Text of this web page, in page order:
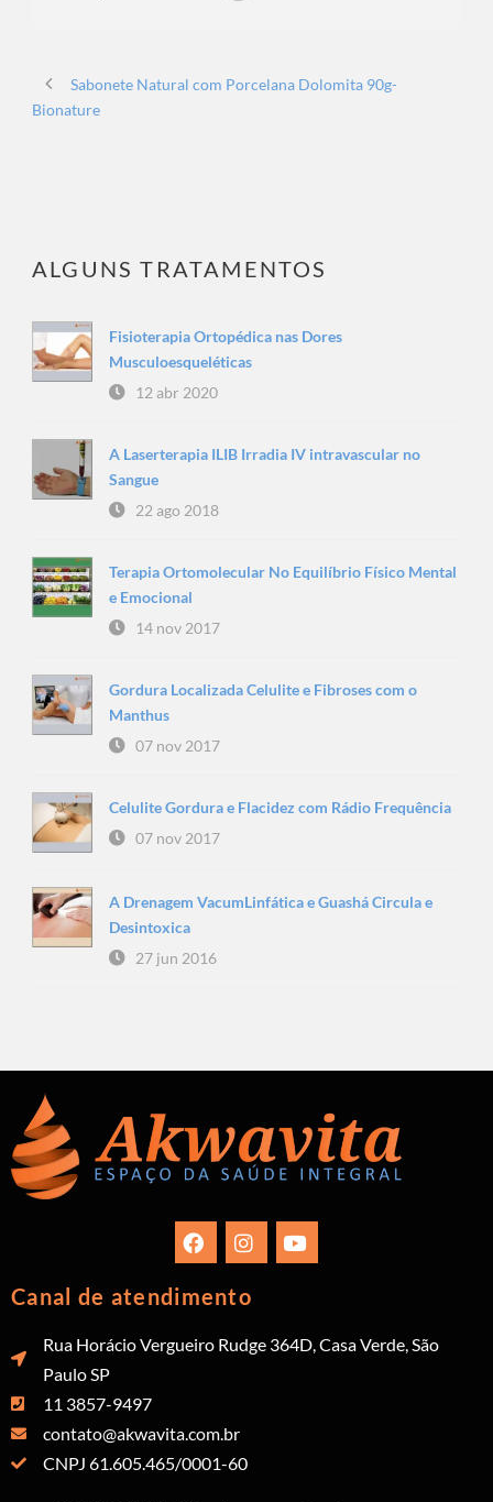
Sabonete Natural com Porcelana Dolomita 90g-
Bionature
ALGUNS TRATAMENTOS
Fisioterapia Ortopédica nas Dores
Musculoesqueléticas
12 abr 2020
A Laserterapia ILIB Irradia IV intravascular no
Sangue
22 ago 2018
Terapia Ortomolecular No Equilíbrio Físico Mental
e Emocional
14 nov 2017
Gordura Localizada Celulite e Fibroses com o
Manthus
07 nov 2017
Celulite Gordura e Flacidez com Rádio Frequência
07 nov 2017
A Drenagem VacumLinfática e Guashá Circula e
Desintoxica
27 jun 2016
Canal de atendimento
Rua Horácio Vergueiro Rudge 364D, Casa Verde, São
Paulo SP
11 3857-9497
contato@akwavita.com.br
CNPJ 61.605.465/0001-60